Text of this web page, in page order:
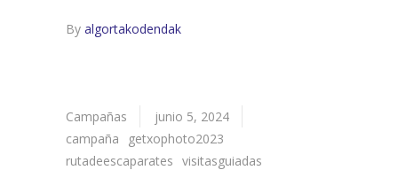
By algortakodendak
Campañas
junio 5, 2024
campaña
getxophoto2023
rutadeescaparates visitasguiadas